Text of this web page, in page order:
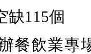
缺115個
餐飲業專